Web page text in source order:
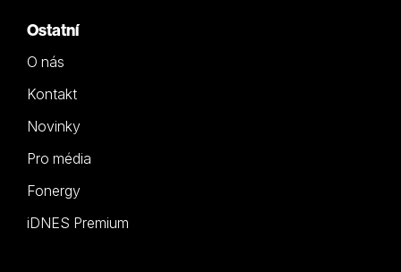
Ostatní
O nás
Kontakt
Novinky
Pro média
Fonergy
iDNES Premium